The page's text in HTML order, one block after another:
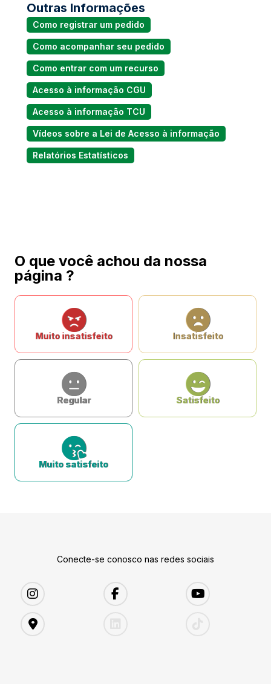
Outras Informações
Como registrar um pedido
Como acompanhar seu pedido
Como entrar com um recurso
Acesso à informação CGU
Acesso à informação TCU
Vídeos sobre a Lei de Acesso à informação
Relatórios Estatísticos
O que você achou da nossa
página ?
Muito insatisfeito Insatisfeito
Regular Satisfeito
Muito satisfeito
Conecte-se conosco nas redes sociais